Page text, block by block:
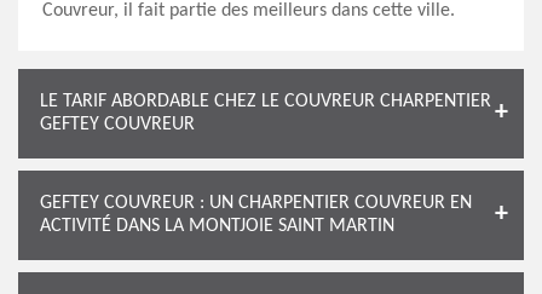
Couvreur, il fait partie des meilleurs dans cette ville.
LE TARIF ABORDABLE CHEZ LE COUVREUR CHARPENTIER
GEFTEY COUVREUR
GEFTEY COUVREUR : UN CHARPENTIER COUVREUR EN
ACTIVITÉ DANS LA MONTJOIE SAINT MARTIN